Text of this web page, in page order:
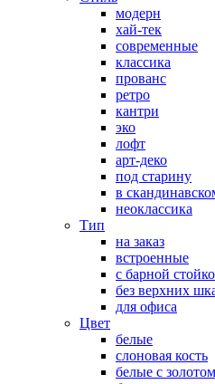
модерн
хай-тек
современные
классика
прованс
ретро
кантри
эко
лофт
арт-деко
под старину
в
неоклассика
Тип
на заказ
встроенные
с барной
без верхних
для офиса
Цвет
белые
слоновая кость
белые с золотом